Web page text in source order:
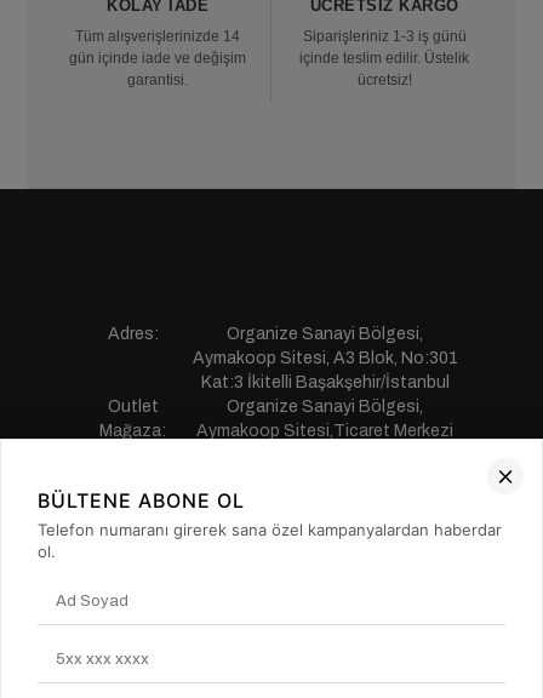
KOLAY İADE
Tüm alışverişlerinizde 14
gün içinde iade ve değişim
garantisi.
ÜCRETSIZ KARGO
Siparişleriniz 1-3 iş günü
içinde teslim edilir. Üstelik
ücretsiz!
Adres:
Organize Sanayi Bölgesi,
Aymakoop Sitesi, A3 Blok, No:301
Kat:3 İkitelli Başakşehir/İstanbul
Outlet
Mağaza:
Organize Sanayi Bölgesi,
Aymakoop Sitesi,Ticaret Merkezi
Telefon:
0850 441 55 77
E-mail:
musterihizmetleri@saillakers.com.tr
MÜŞTERİ HİZMETLERİ
BÜLTENE ABONE OL
Telefon numaranı girerek sana özel kampanyalardan haberdar
ol.